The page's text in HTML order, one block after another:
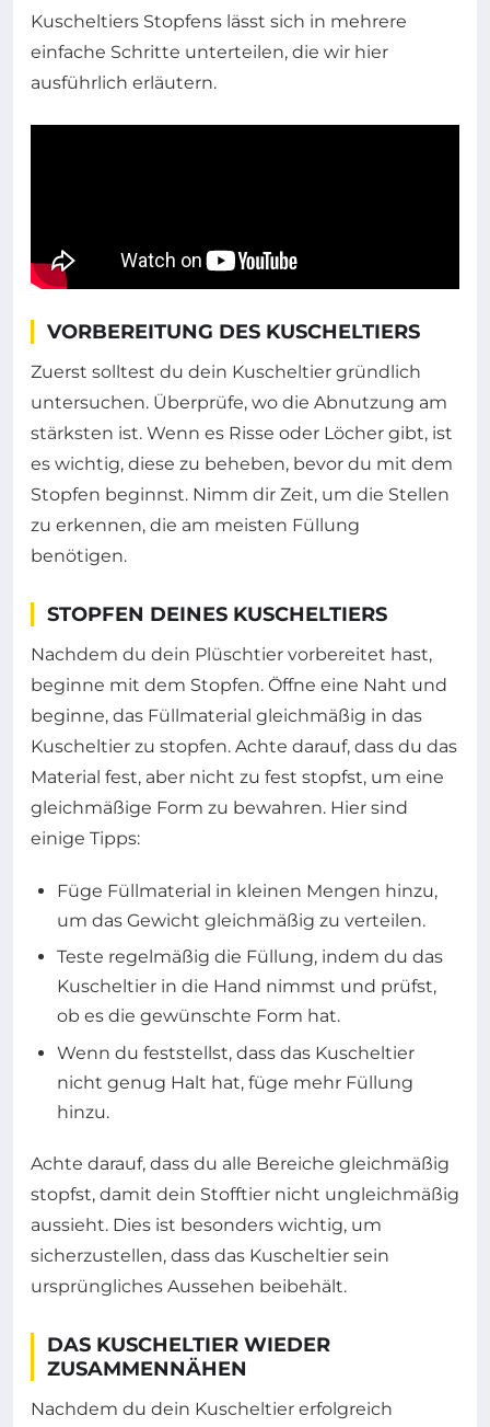
Kuscheltiers Stopfens lässt sich in mehrere
einfache Schritte unterteilen, die wir hier
ausführlich erläutern.
VORBEREITUNG DES KUSCHELTIERS
Zuerst solltest du dein Kuscheltier gründlich
untersuchen. Überprüfe, wo die Abnutzung am
stärksten ist. Wenn es Risse oder Löcher gibt, ist
es wichtig, diese zu beheben, bevor du mit dem
Stopfen beginnst. Nimm dir Zeit, um die Stellen
zu erkennen, die am meisten Füllung
benötigen.
STOPFEN DEINES KUSCHELTIERS
Nachdem du dein Plüschtier vorbereitet hast,
beginne mit dem Stopfen. Öffne eine Naht und
beginne, das Füllmaterial gleichmäßig in das
Kuscheltier zu stopfen. Achte darauf, dass du das
Material fest, aber nicht zu fest stopfst, um eine
gleichmäßige Form zu bewahren. Hier sind
einige Tipps:
Füge Füllmaterial in kleinen Mengen hinzu,
um das Gewicht gleichmäßig zu verteilen.
Teste regelmäßig die Füllung, indem du das
Kuscheltier in die Hand nimmst und prüfst,
ob es die gewünschte Form hat.
Wenn du feststellst, dass das Kuscheltier
nicht genug Halt hat, füge mehr Füllung
hinzu.
Achte darauf, dass du alle Bereiche gleichmäßig
stopfst, damit dein Stofftier nicht ungleichmäßig
aussieht. Dies ist besonders wichtig, um
sicherzustellen, dass das Kuscheltier sein
ursprüngliches Aussehen beibehält.
DAS KUSCHELTIER WIEDER
ZUSAMMENNÄHEN
Nachdem du dein Kuscheltier erfolgreich